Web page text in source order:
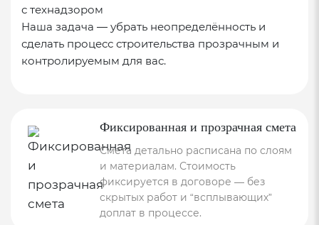
с технадзором
Наша задача — убрать неопределённость и
сделать процесс строительства прозрачным и
контролируемым для вас.
Фиксированная и прозрачная смета
Смета детально расписана по слоям
и материалам. Стоимость
фиксируется в договоре — без
скрытых работ и “всплывающих”
доплат в процессе.